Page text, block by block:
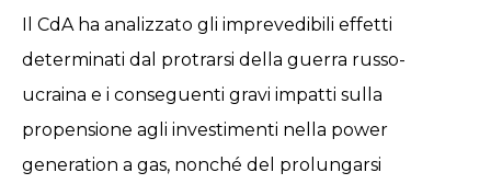
Il CdA ha analizzato gli imprevedibili effetti
determinati dal protrarsi della guerra russo-
ucraina e i conseguenti gravi impatti sulla
propensione agli investimenti nella power
generation a gas, nonché del prolungarsi